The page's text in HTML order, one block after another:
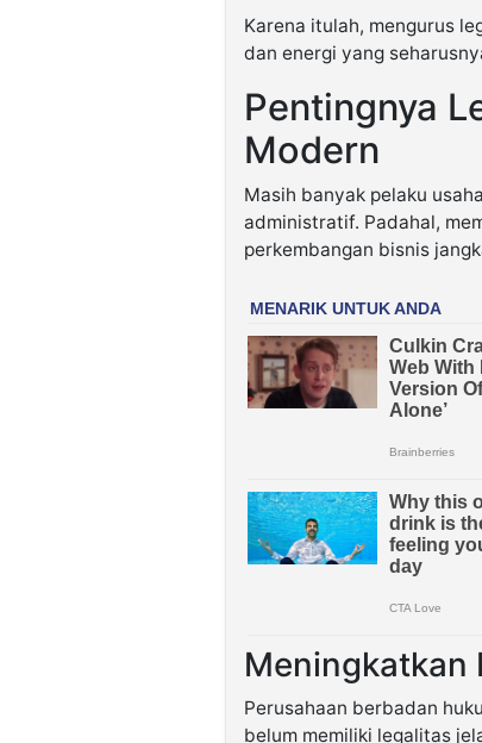
Karena itulah, mengurus
dan energi yang
Pentingnya
Modern
Masih banyak pelaku
administratif. Padahal,
perkembangan bisnis
Meningkatkan
Perusahaan berbadan
belum memiliki legalitas